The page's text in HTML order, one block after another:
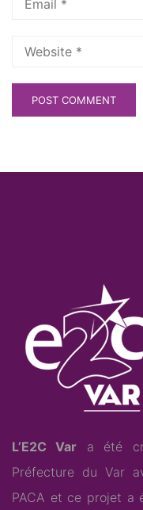
L’E2C Var a été
Préfecture du Var
PACA et ce projet a